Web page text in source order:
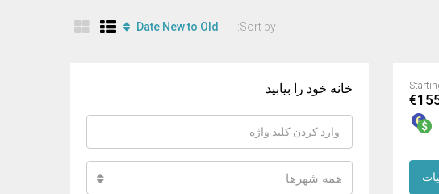
Sort by:
Date New to Old
خانه خود را بیابید
همه شهرها